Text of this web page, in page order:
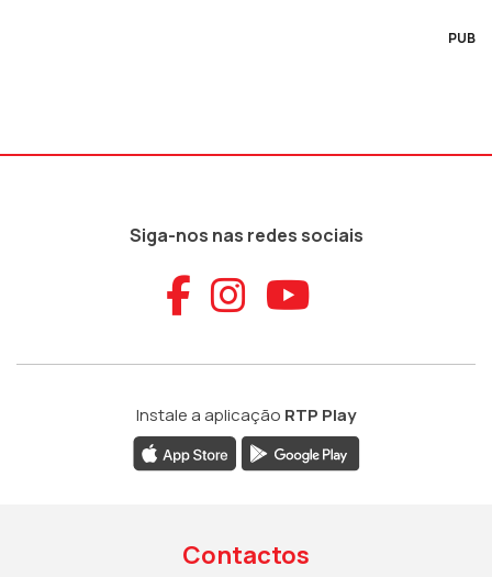
PUB
Siga-nos nas redes sociais
Aceder ao
Aceder ao
Aceder
Instale a aplicação RTP Play
Contactos